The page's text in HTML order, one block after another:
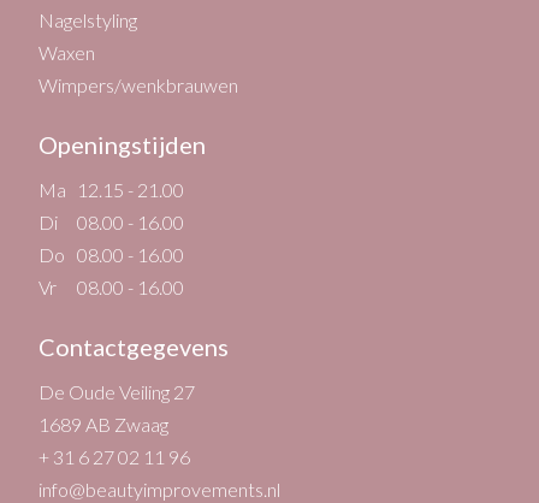
Nagelstyling
Waxen
Wimpers/wenkbrauwen
Openingstijden
Ma
12.15 - 21.00
Di
08.00 - 16.00
Do 08.00 - 16.00
Vr
08.00 - 16.00
Contactgegevens
De Oude Veiling 27
1689 AB Zwaag
+ 31 6 27 02 11 96
info@beautyimprovements.nl